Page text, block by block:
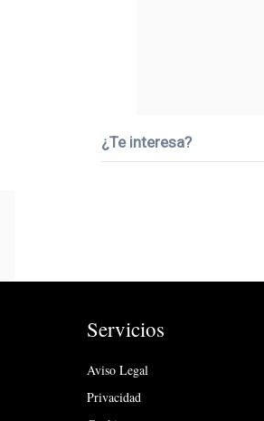
¿Te interesa?
Servicios
Aviso Legal
Privacidad